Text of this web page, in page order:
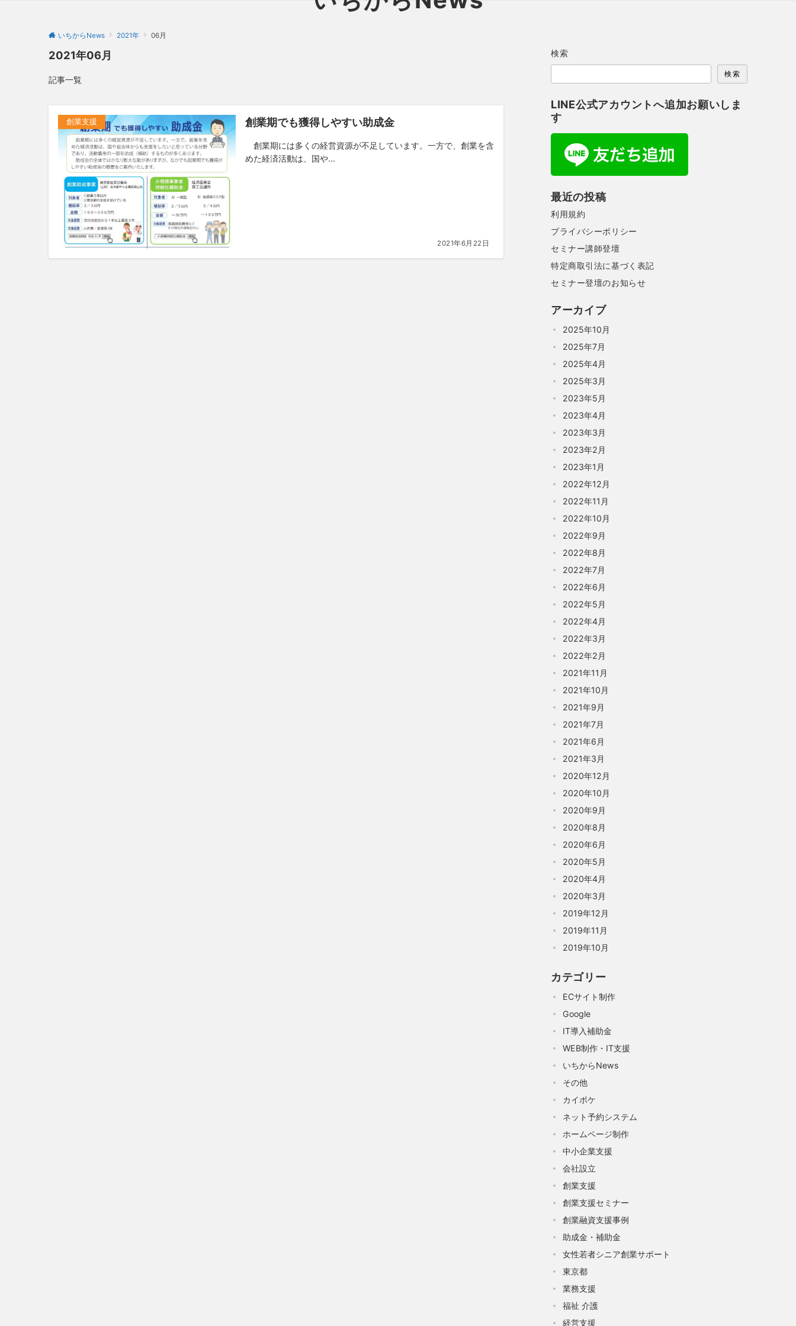
いちからNews 2021年 06月
2021年06月
記事一覧
創業支援 創業期でも獲得しやすい助成金
創業期には多くの経営資源が不足しています。一方で、創業を含
めた経済活動は、国や...
2021年6月22日
検索
検索
LINE公式アカウントへ追加お願いしま
す
最近の投稿
利用規約
プライバシーポリシー
セミナー講師登壇
特定商取引法に基づく表記
セミナー登壇のお知らせ
アーカイブ
2025年10月
2025年7月
2025年4月
2025年3月
2023年5月
2023年4月
2023年3月
2023年2月
2023年1月
2022年12月
2022年11月
2022年10月
2022年9月
2022年8月
2022年7月
2022年6月
2022年5月
2022年4月
2022年3月
2022年2月
2021年11月
2021年10月
2021年9月
2021年7月
2021年6月
2021年3月
2020年12月
2020年10月
2020年9月
2020年8月
2020年6月
2020年5月
2020年4月
2020年3月
2019年12月
2019年11月
2019年10月
カテゴリー
ECサイト制作
Google
IT導入補助金
WEB制作・IT支援
いちからNews
その他
カイポケ
ネット予約システム
ホームページ制作
中小企業支援
会社設立
創業支援
創業支援セミナー
創業融資支援事例
助成金・補助金
女性若者シニア創業サポート
東京都
業務支援
福祉 介護
経営支援